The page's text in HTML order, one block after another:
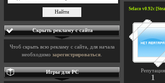
Selaco v0.92c
Репутация
1
Скрыть рекламу с сайта
Чтоб скрыть всю рекламу с сайта, для начала
необходимо зарегистрироваться
Игры для PC